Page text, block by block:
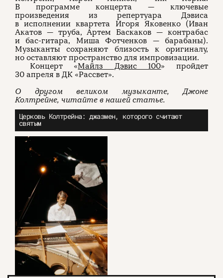
В программе концерта — ключевые
произведения из репертуара Дэвиса
в исполнении квартета Игоря Яковенко (Иван
Акатов — труба, Артем Баскаков — контрабас
и бас-гитара, Миша Фотченков — барабаны).
Музыканты сохраняют близость к оригиналу,
но оставляют пространство для импровизации.
Концерт «Майлз Дэвис 100» пройдет
30 апреля в ДК «Рассвет».
О другом великом музыканте, Джоне
Колтрейне, читайте в нашей статье.
Церковь Колтрейна: джазмен, которого считают
святым